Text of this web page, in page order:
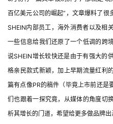
百亿美元公司的崛起”，文章爆料了很
SHEIN内部员工，海外消费者以及相
一些信息给我们还原了一个低调的跨
说SHEIN增长较快还是由于有强大的
格亲民款式新颖，加上早期流量红利
篇有点像PR的稿件（毕竟上市前还是
们也跟着一探究竟，从媒体的角度切
析其增长的门道，希望给更多做品牌出